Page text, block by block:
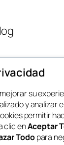
su
y analizar
permitir
clic enAceptar
Todopara